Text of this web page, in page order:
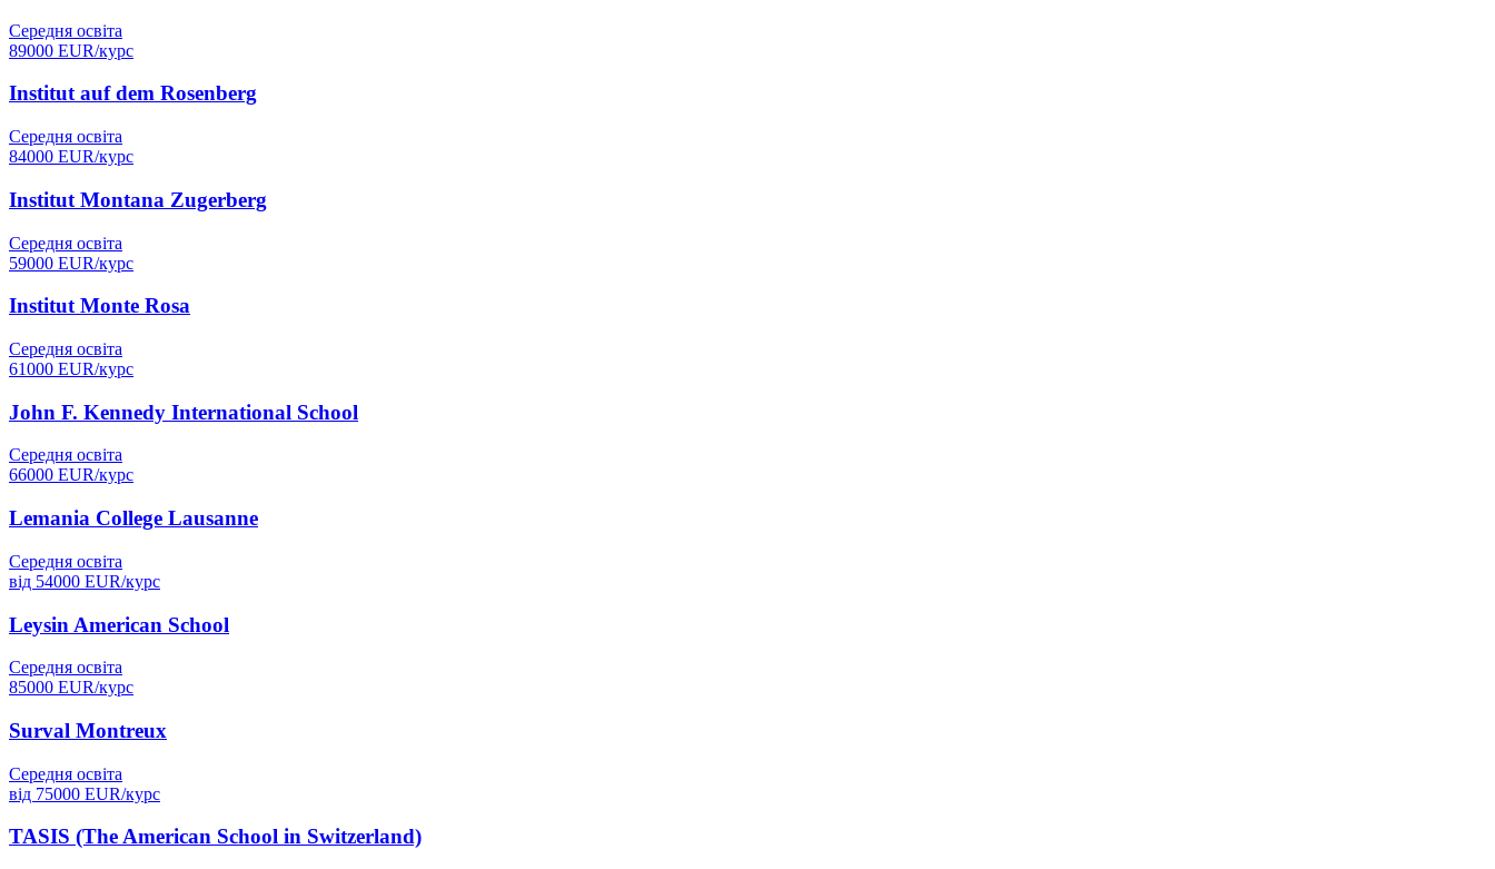
Середня освіта
89000 EUR/курс
Institut auf dem Rosenberg
Середня освіта
84000 EUR/курс
Institut Montana Zugerberg
Середня освіта
59000 EUR/курс
Institut Monte Rosa
Середня освіта
61000 EUR/курс
John F. Kennedy International School
Середня освіта
66000 EUR/курс
Lemania College Lausanne
Середня освіта
від 54000 EUR/курс
Leysin American School
Середня освіта
85000 EUR/курс
Surval Montreux
Середня освіта
від 75000 EUR/курс
TASIS (The American School in Switzerland)